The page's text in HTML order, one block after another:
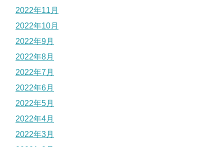
2022年11月
2022年10月
2022年9月
2022年8月
2022年7月
2022年6月
2022年5月
2022年4月
2022年3月